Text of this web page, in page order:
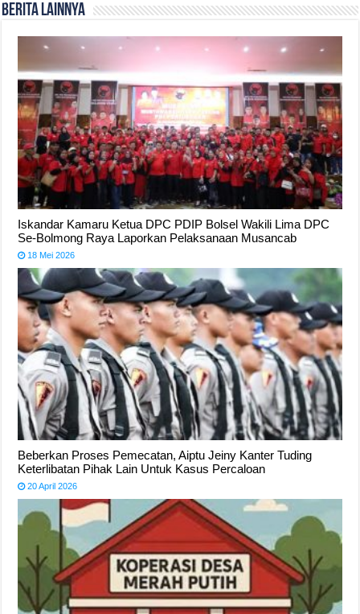
Berita Lainnya
Iskandar Kamaru Ketua DPC PDIP Bolsel Wakili Lima DPC
Se-Bolmong Raya Laporkan Pelaksanaan Musancab
18 Mei 2026
Beberkan Proses Pemecatan, Aiptu Jeiny Kanter Tuding
Keterlibatan Pihak Lain Untuk Kasus Percaloan
20 April 2026